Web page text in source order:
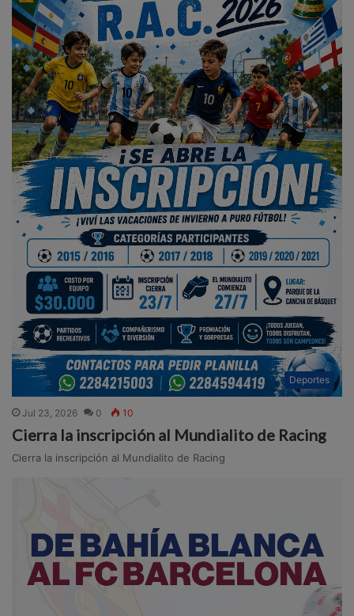
Deportes
Jul 23, 2026 0 10
Cierra la inscripción al Mundialito de Racing
Cierra la inscripción al Mundialito de Racing